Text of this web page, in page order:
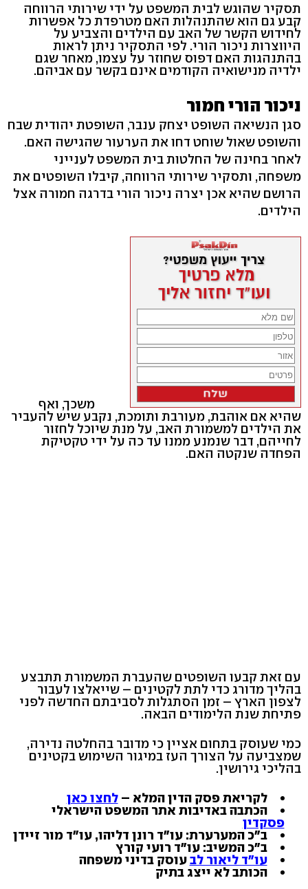
תסקיר שהוגש לבית המשפט על ידי שירותי הרווחה
קבע גם הוא שהתנהלות האם מטרפדת כל אפשרות
לחידוש הקשר של האב עם הילדים והצביע על
היווצרות ניכור הורי. לפי התסקיר ניתן לראות
בהתנהגות האם דפוס שחוזר על עצמו, מאחר שגם
ילדיה מנישואיה הקודמים אינם בקשר עם אביהם.
ניכור הורי חמור
סגן הנשיאה השופט יצחק ענבר, השופטת יהודית שבח
והשופט שאול שוחט דחו את הערעור שהגישה האם.
לאחר בחינה של החלטות בית המשפט לענייני
משפחה, ותסקיר שירותי הרווחה, קיבלו השופטים את
הרושם שהיא אכן יצרה ניכור הורי בדרגה חמורה אצל
הילדים.
משכך, ואף
שהיא אם אוהבת, מעורבת ותומכת, נקבע שיש להעביר
את הילדים למשמורת האב, על מנת שיוכל לחזור
לחייהם, דבר שנמנע ממנו עד כה על ידי טקטיקת
הפחדה שנקטה האם.
עם זאת קבעו השופטים שהעברת המשמורת תתבצע
בהליך מדורג כדי לתת לקטינים – שייאלצו לעבור
לצפון הארץ – זמן הסתגלות לסביבתם החדשה לפני
פתיחת שנת הלימודים הבאה.
כמי שעוסק בתחום אציין כי מדובר בהחלטה נדירה,
שמצביעה על הצורך העז במיגור השימוש בקטינים
בהליכי גירושין.
לקריאת פסק הדין המלא –לחצו כאן
הכתבה באדיבות אתר המשפט הישראלי
פסקדין
ב"כ המערערת: עו"ד רונן דליהו, עו"ד מור זיידן
ב"כ המשיב: עו"ד רועי קורץ
עו"ד ליאור לבעוסק בדיני משפחה
הכותב לא ייצג בתיק